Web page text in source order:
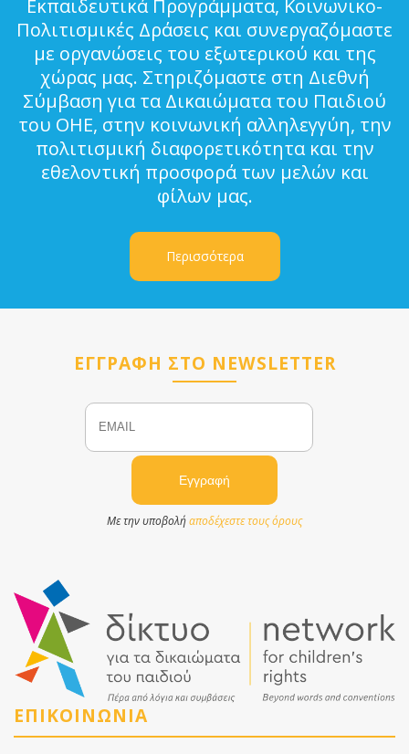
Εκπαιδευτικά Προγράμματα, Κοινωνικο-
Πολιτισμικές Δράσεις και συνεργαζόμαστε
με οργανώσεις του εξωτερικού και της
χώρας μας. Στηριζόμαστε στη Διεθνή
Σύμβαση για τα Δικαιώματα του Παιδιού
του ΟΗΕ, στην κοινωνική αλληλεγγύη, την
πολιτισμική διαφορετικότητα και την
εθελοντική προσφορά των μελών και
φίλων μας.
Περισσότερα
ΕΓΓΡΑΦΗ ΣΤΟ NEWSLETTER
Email
Με την υποβολήαποδέχεστε τους όρους
ΕΠΙΚΟΙΝΩΝΙΑ